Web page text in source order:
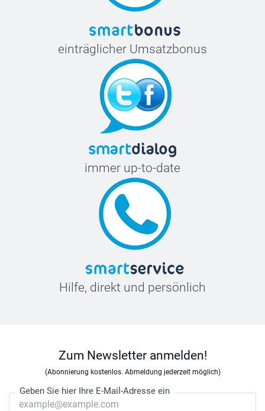
einträglicher Umsatzbonus
immer up-to-date
Hilfe, direkt und persönlich
Zum Newsletter anmelden!
(Abonnierung kostenlos. Abmeldung jederzeit möglich)
Geben Sie hier Ihre E-Mail-Adresse ein